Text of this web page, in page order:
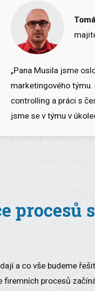
„Pana Musila jsme
marketingového
controlling a práci s
jsme se v týmu v
procesů
a co vše budeme
firemních procesů